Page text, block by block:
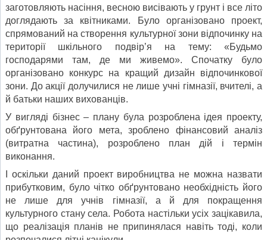
заготовляють насіння, весною висівають у грунт і все літо
доглядають за квітниками. Було організовано проект,
спрямований на створення культурної зони відпочинку на
території шкільного подвір’я на тему: «Будьмо
господарями там, де ми живемо». Спочатку було
організовано конкурс на кращий дизайн відпочинкової
зони. До акції долучилися не лише учні гімназії, вчителі, а
й батьки наших вихованців.
У вигляді бізнес – плану була розроблена ідея проекту,
обґрунтована його мета, зроблено фінансовий аналіз
(витратна частина), розроблено план дій і термін
виконання.
І оскільки даний проект виробництва не можна назвати
прибутковим, було чітко обґрунтовано необхідність його
не лише для учнів гімназії, а й для покращення
культурного стану села. Робота настільки усіх зацікавила,
що реалізація планів не припинялася навіть тоді, коли